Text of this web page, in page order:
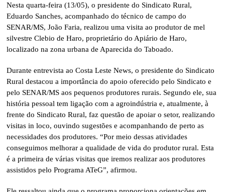
Nesta quarta-feira (13/05), o presidente do Sindicato Rural,
Eduardo Sanches, acompanhado do técnico de campo do
SENAR/MS, João Faria, realizou uma visita ao produtor de mel
silvestre Clebio de Haro, proprietário do Apiário de Haro,
localizado na zona urbana de Aparecida do Taboado.
Durante entrevista ao Costa Leste News, o presidente do Sindicato
Rural destacou a importância do apoio oferecido pelo Sindicato e
pelo SENAR/MS aos pequenos produtores rurais. Segundo ele, sua
história pessoal tem ligação com a agroindústria e, atualmente, à
frente do Sindicato Rural, faz questão de apoiar o setor, realizando
visitas in loco, ouvindo sugestões e acompanhando de perto as
necessidades dos produtores. “Por meio dessas atividades
conseguimos melhorar a qualidade de vida do produtor rural. Esta
é a primeira de várias visitas que iremos realizar aos produtores
assistidos pelo Programa ATeG”, afirmou.